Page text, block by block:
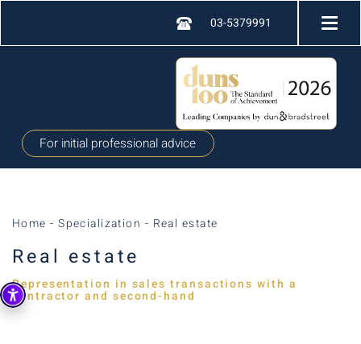
03-5379991
For initial professional advice
Home -Specialization - Real estate
Real estate
Representation in sales transactions with a
contractor and second-hand